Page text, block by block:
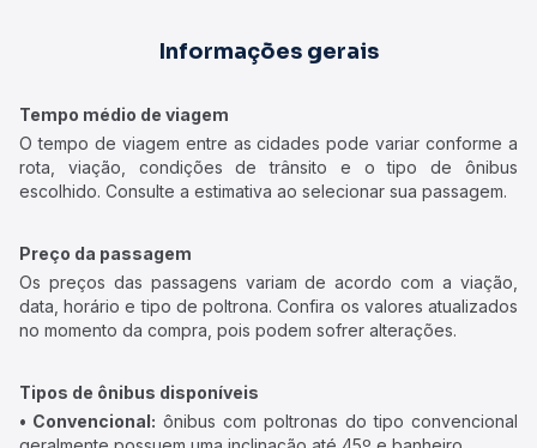
Informações gerais
Tempo médio de viagem
O tempo de viagem entre as cidades pode variar conforme a
rota, viação, condições de trânsito e o tipo de ônibus
escolhido. Consulte a estimativa ao selecionar sua passagem.
Preço da passagem
Os preços das passagens variam de acordo com a viação,
data, horário e tipo de poltrona. Confira os valores atualizados
no momento da compra, pois podem sofrer alterações.
Tipos de ônibus disponíveis
• Convencional: ônibus com poltronas do tipo convencional